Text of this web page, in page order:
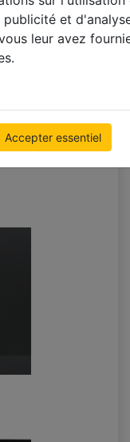
et
leur avez
Accepter essentiel